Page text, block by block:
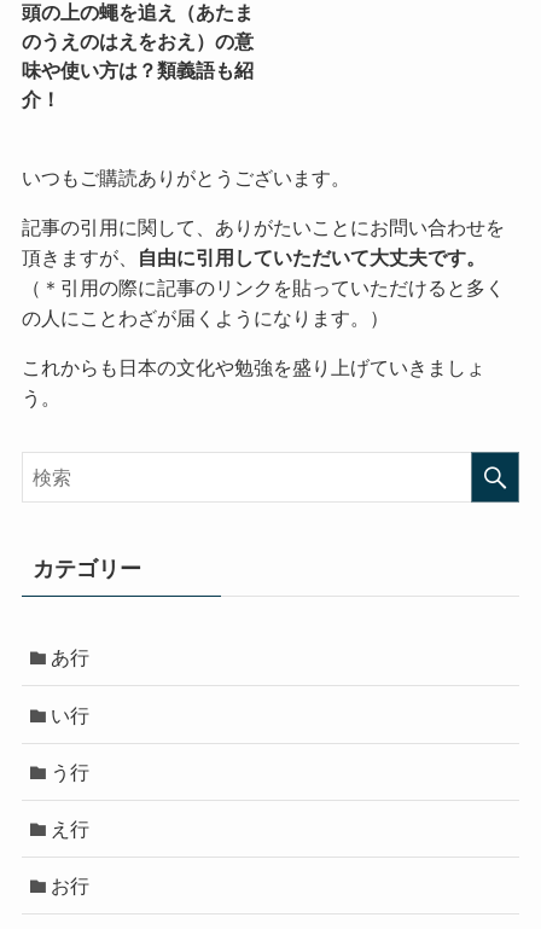
頭の上の蠅を追え（あたま
のうえのはえをおえ）の意
味や使い方は？類義語も紹
介！
いつもご購読ありがとうございます。
記事の引用に関して、ありがたいことにお問い合わせを
頂きますが、
自由に引用していただいて大丈夫です。
（＊引用の際に記事のリンクを貼っていただけると多く
の人にことわざが届くようになります。）
これからも日本の文化や勉強を盛り上げていきましょ
う。
カテゴリー
あ行
い行
う行
え行
お行